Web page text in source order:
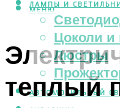
ЛАМПЫ И
Цоколи и
Люстры
АВТОМОБИЛЬНЫЙ
МЕНЮ
теплый